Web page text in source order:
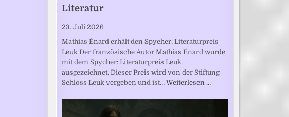
Literatur
23. Juli 2026
Mathias Énard erhält den Spycher: Literaturpreis
Leuk Der französische Autor Mathias Énard wurde
mit dem Spycher: Literaturpreis Leuk
ausgezeichnet. Dieser Preis wird von der Stiftung
Schloss Leuk vergeben und ist… Weiterlesen …